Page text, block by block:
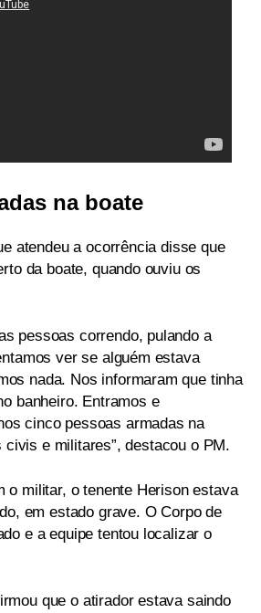
na boate
atendeu a ocorrência disse que
da boate, quando ouviu os
pessoas correndo, pulando a
ver se alguém estava
nada. Nos informaram que tinha
banheiro. Entramos e
cinco pessoas armadas na
civis e militares”, destacou o PM.
o militar, o tenente Herison estava
em estado grave. O Corpo de
e a equipe tentou localizar o
que o atirador estava saindo